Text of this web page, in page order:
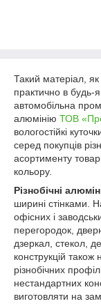
Такий матеріал, як
практично в будь-
автомобільна
алюмінію ТОВ
вологостійкі
серед покупців
асортименту
кольору.
Різнобічні
ширині стінками.
офісних і
перегородок,
дзеркал, стекол,
конструкцій
різнобічних
нестандартних
виготовляти на